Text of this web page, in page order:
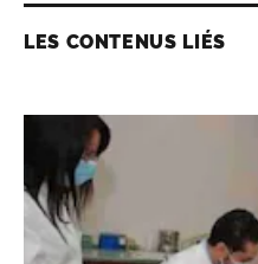
LES CONTENUS LIÉS